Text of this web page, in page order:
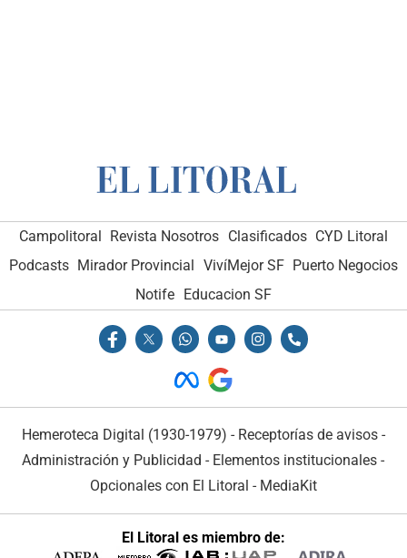
Campolitoral Revista Nosotros Clasificados CYD Litoral
Podcasts Mirador Provincial VivíMejor SF Puerto Negocios
Notife
Educacion SF
Hemeroteca Digital (1930-1979) - Receptorías de avisos -
Administración y Publicidad - Elementos institucionales -
Opcionales con El Litoral - MediaKit
El Litoral es miembro de: